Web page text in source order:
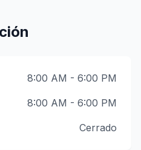
8:00 AM - 6:00 PM
8:00 AM - 6:00 PM
Cerrado